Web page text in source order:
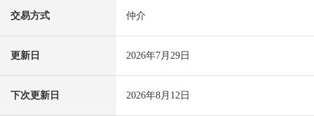
交易方式 仲介
更新日 2026年7月29日
下次更新日 2026年8月12日